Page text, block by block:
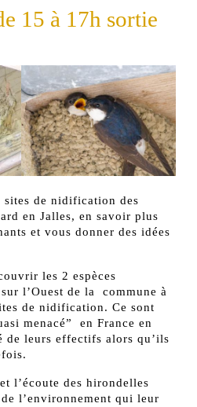
15 à 17h sortie
de nidification des
en Jalles, en savoir plus
et vous donner des idées
les 2 espèces
l’Ouest de la commune à
de nidification. Ce sont
menacé” en France en
de leurs effectifs alors qu’ils
l’écoute des hirondelles
l’environnement qui leur